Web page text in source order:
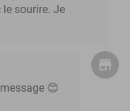
sourire. Je
😊